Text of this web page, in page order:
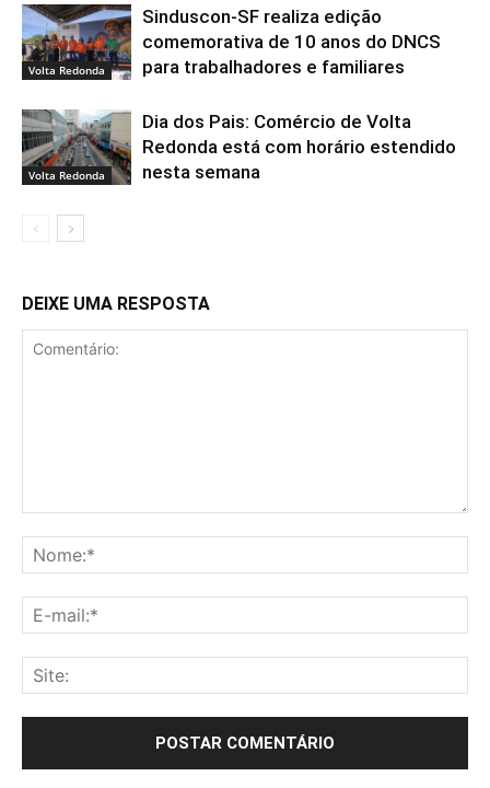
Volta Redonda
Sinduscon-SF realiza edição
comemorativa de 10 anos do DNCS
para trabalhadores e familiares
Volta Redonda
Dia dos Pais: Comércio de Volta
Redonda está com horário estendido
nesta semana
DEIXE UMA RESPOSTA